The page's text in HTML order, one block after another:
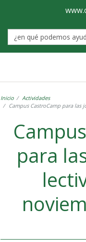
de
Castro-
Inicio
Actividades
Campus CastroCamp
para
lectivas,